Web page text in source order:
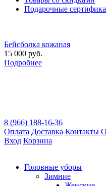
Подарочные
Бейсболка кожаная
15 000 руб.
Подробнее
8 (966) 188-16-36
Оплата Доставка Контакты
Вход Корзина
Головные уборы
Зимние